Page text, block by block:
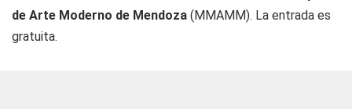
de Arte Moderno de Mendoza (MMAMM). La entrada es
gratuita.